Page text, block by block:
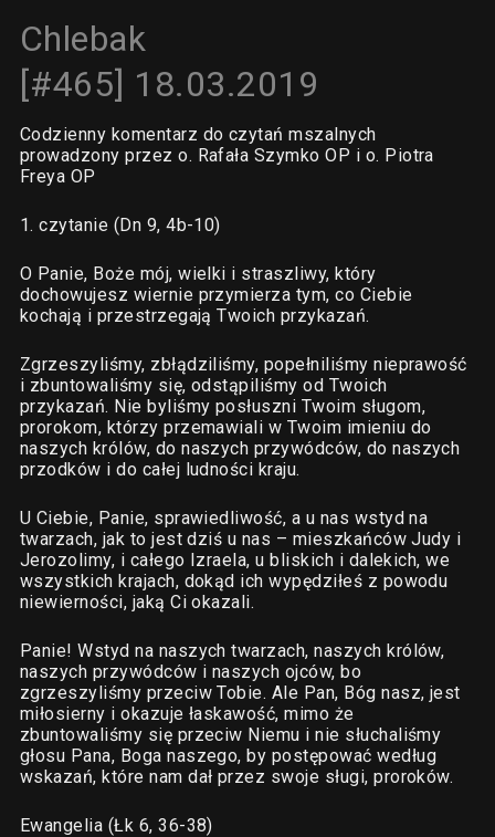
Chlebak
[#465] 18.03.2019
Codzienny komentarz do czytań mszalnych
prowadzony przez o. Rafała Szymko OP i o. Piotra
Freya OP
1. czytanie (Dn 9, 4b-10)
O Panie, Boże mój, wielki i straszliwy, który
dochowujesz wiernie przymierza tym, co Ciebie
kochają i przestrzegają Twoich przykazań.
Zgrzeszyliśmy, zbłądziliśmy, popełniliśmy nieprawość
i zbuntowaliśmy się, odstąpiliśmy od Twoich
przykazań. Nie byliśmy posłuszni Twoim sługom,
prorokom, którzy przemawiali w Twoim imieniu do
naszych królów, do naszych przywódców, do naszych
przodków i do całej ludności kraju.
U Ciebie, Panie, sprawiedliwość, a u nas wstyd na
twarzach, jak to jest dziś u nas – mieszkańców Judy i
Jerozolimy, i całego Izraela, u bliskich i dalekich, we
wszystkich krajach, dokąd ich wypędziłeś z powodu
niewierności, jaką Ci okazali.
Panie! Wstyd na naszych twarzach, naszych królów,
naszych przywódców i naszych ojców, bo
zgrzeszyliśmy przeciw Tobie. Ale Pan, Bóg nasz, jest
miłosierny i okazuje łaskawość, mimo że
zbuntowaliśmy się przeciw Niemu i nie słuchaliśmy
głosu Pana, Boga naszego, by postępować według
wskazań, które nam dał przez swoje sługi, proroków.
Ewangelia (Łk 6, 36-38)